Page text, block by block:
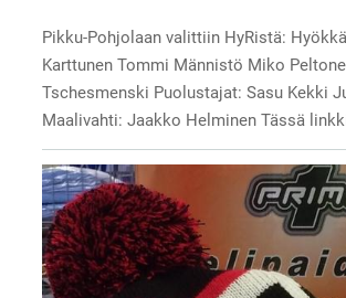
Pikku-Pohjolaan valittiin HyRistä:
Karttunen Tommi Männistö Miko
Tschesmenski Puolustajat: Sasu Kekki
Maalivahti: Jaakko Helminen Tässä